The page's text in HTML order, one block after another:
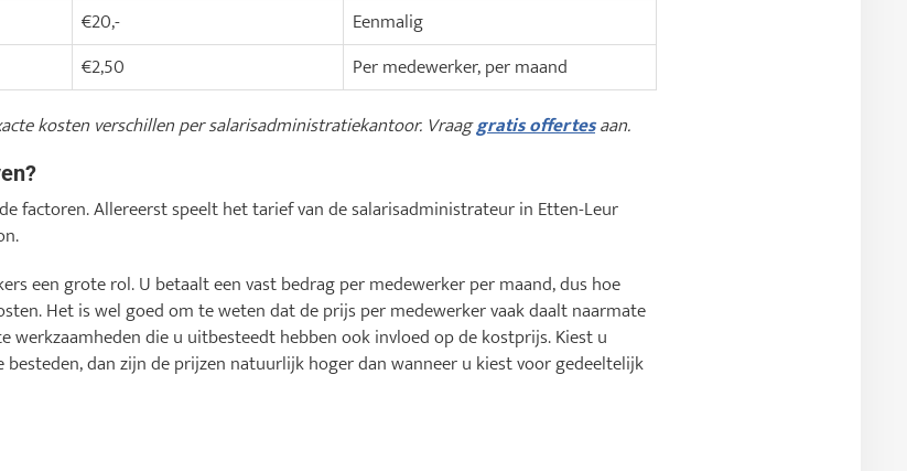
€20,-
Eenmalig
€2,50
Per medewerker, per maand
kosten verschillen per salarisadministratiekantoor. Vraaggratis offertesaan.
factoren. Allereerst speelt het tarief van de salarisadministrateur in Etten-Leur
een grote rol. U betaalt een vast bedrag per medewerker per maand, dus hoe
Het is wel goed om te weten dat de prijs per medewerker vaak daalt naarmate
werkzaamheden die u uitbesteedt hebben ook invloed op de kostprijs. Kiest u
dan zijn de prijzen natuurlijk hoger dan wanneer u kiest voor gedeeltelijk